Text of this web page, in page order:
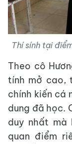
Thí sính tại
Theo cô
tính mở cao,
chính kiến cá
dung đã học.
duy nhất mà
quan điểm